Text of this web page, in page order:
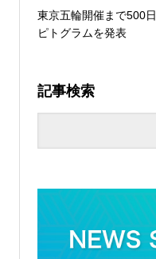
東京五輪開催まで500
ピトグラムを発表
記事検索